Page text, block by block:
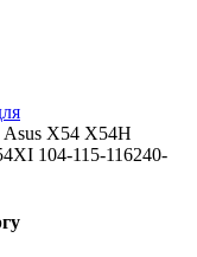
Asus X54 X54H
104-115-116240-